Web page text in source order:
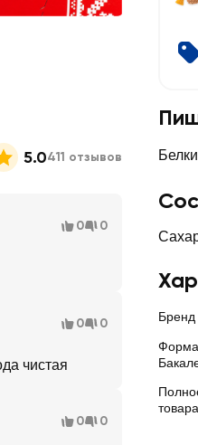
Бренд
Форма
5.0411 отзывов
0 0
0 0
чистая
0 0